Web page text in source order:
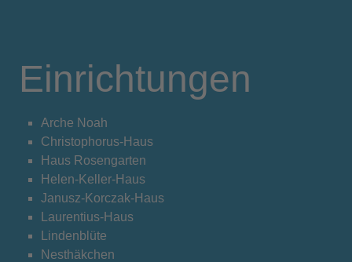
Einrichtungen
Arche Noah
Christophorus-Haus
Haus Rosengarten
Helen-Keller-Haus
Janusz-Korczak-Haus
Laurentius-Haus
Lindenblüte
Nesthäkchen